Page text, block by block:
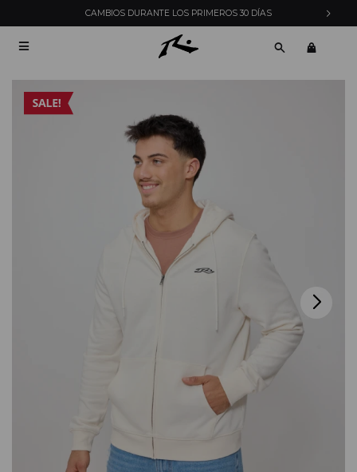
CAMBIOS DURANTE LOS PRIMEROS 30 DÍAS
